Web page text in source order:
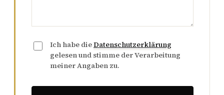
Ich habe dieDatenschutzerklärung
gelesen und stimme der Verarbeitung
meiner Angaben zu.